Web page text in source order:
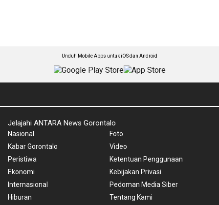
Unduh Mobile Apps untuk iOS dan Android
Jelajahi ANTARA News Gorontalo
Nasional
Kabar Gorontalo
Peristiwa
Ekonomi
Internasional
Hiburan
Foto
Video
Ketentuan Penggunaan
Kebijakan Privasi
Pedoman Media Siber
Tentang Kami